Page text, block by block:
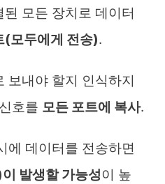
모든 장치로 데이터
(모두에게 전송).
보내야 할지 인식하지
호를 모든 포트에 복사.
에 데이터를 전송하면
발생할 가능성이 높